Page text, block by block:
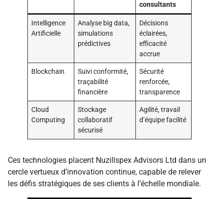
consultants
Intelligence
Artificielle
Analyse big data,
simulations
prédictives
Décisions
éclairées,
efficacité
accrue
Blockchain
Suivi conformité,
traçabilité
financière
Sécurité
renforcée,
transparence
Cloud
Computing
Stockage
collaboratif
sécurisé
Agilité, travail
d’équipe facilité
Ces technologies placent Nuzillspex Advisors Ltd dans un
cercle vertueux d’innovation continue, capable de relever
les défis stratégiques de ses clients à l’échelle mondiale.